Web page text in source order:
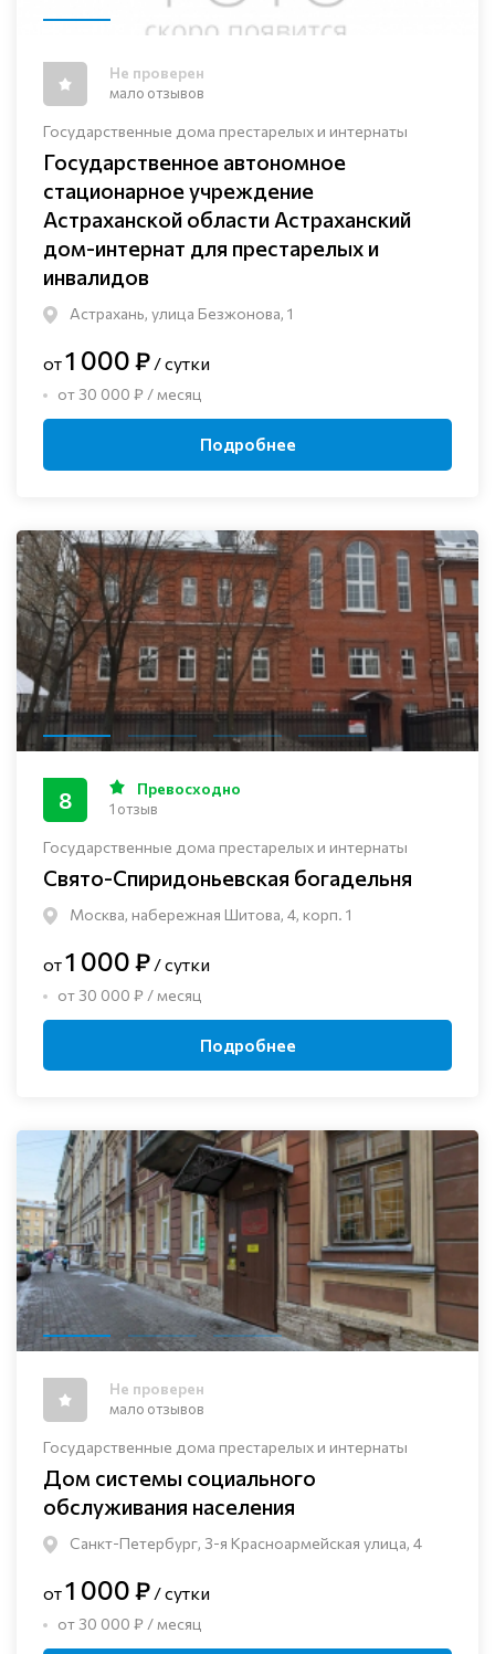
Государственные дома престарелых и интернаты
Государственное автономное
стационарное учреждение
Астраханской области Астраханский
дом-интернат для престарелых и
инвалидов
Астрахань, улица Безжонова, 1
Не проверен
мало отзывов
от1 000 ₽ / сутки
от 30 000 ₽ / месяц
Подробнее
Государственные дома престарелых и интернаты
Свято-Спиридоньевская богадельня
Москва, набережная Шитова, 4, корп. 1
8 Превосходно
1 отзыв
от1 000 ₽ / сутки
от 30 000 ₽ / месяц
Подробнее
Государственные дома престарелых и интернаты
Дом системы социального
обслуживания населения
Санкт-Петербург, 3-я Красноармейская улица, 4
Не проверен
мало отзывов
от1 000 ₽ / сутки
от 30 000 ₽ / месяц